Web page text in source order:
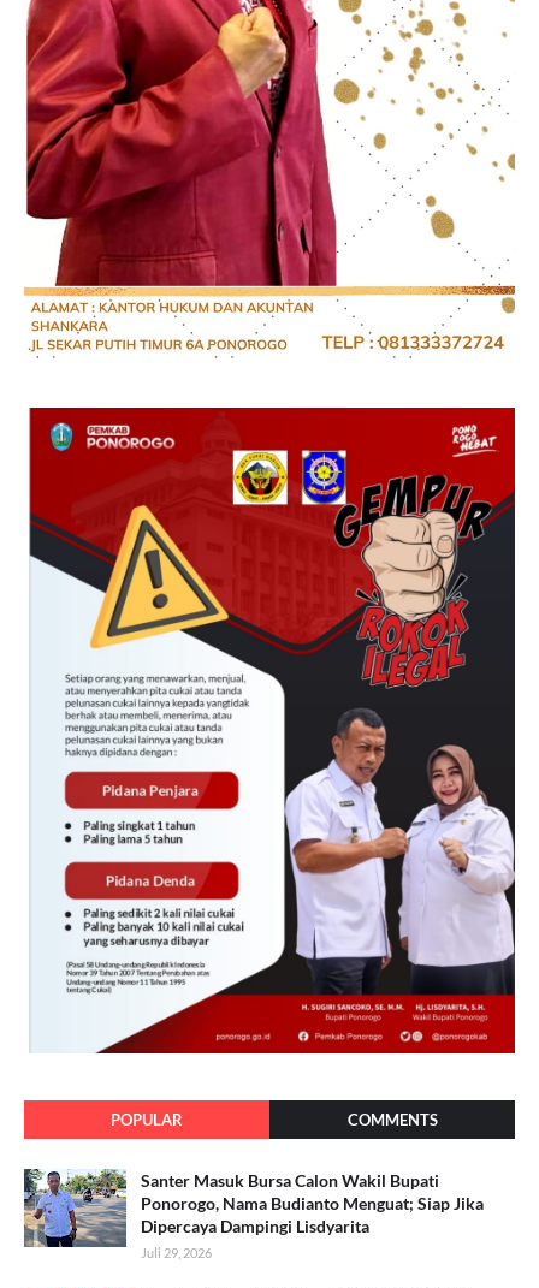
POPULAR COMMENTS
Santer Masuk Bursa Calon Wakil Bupati
Ponorogo, Nama Budianto Menguat; Siap Jika
Dipercaya Dampingi Lisdyarita
Juli 29, 2026